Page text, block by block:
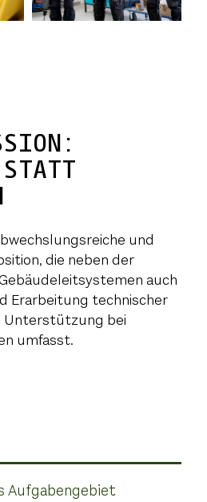
und
die neben der
auch
Erarbeitung technischer
Unterstützung bei
umfasst.
Aufgabengebiet